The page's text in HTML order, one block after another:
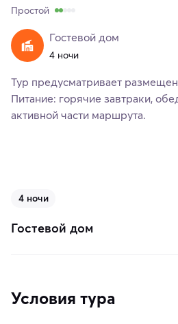
Простой
Гостевой дом
4 ночи
Тур предусматривает
Питание: горячие завтраки,
активной части маршрута.
4 ночи
Гостевой дом
Условия тура